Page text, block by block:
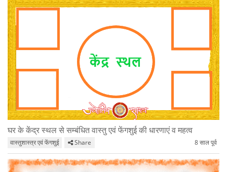
घर के केंद्र स्थल से सम्बंधित वास्तु एवं फेंगशुई की धारणाएं व महत्व
वास्तुशास्त्र एवं फेंगशुई Share 8 साल पूर्व